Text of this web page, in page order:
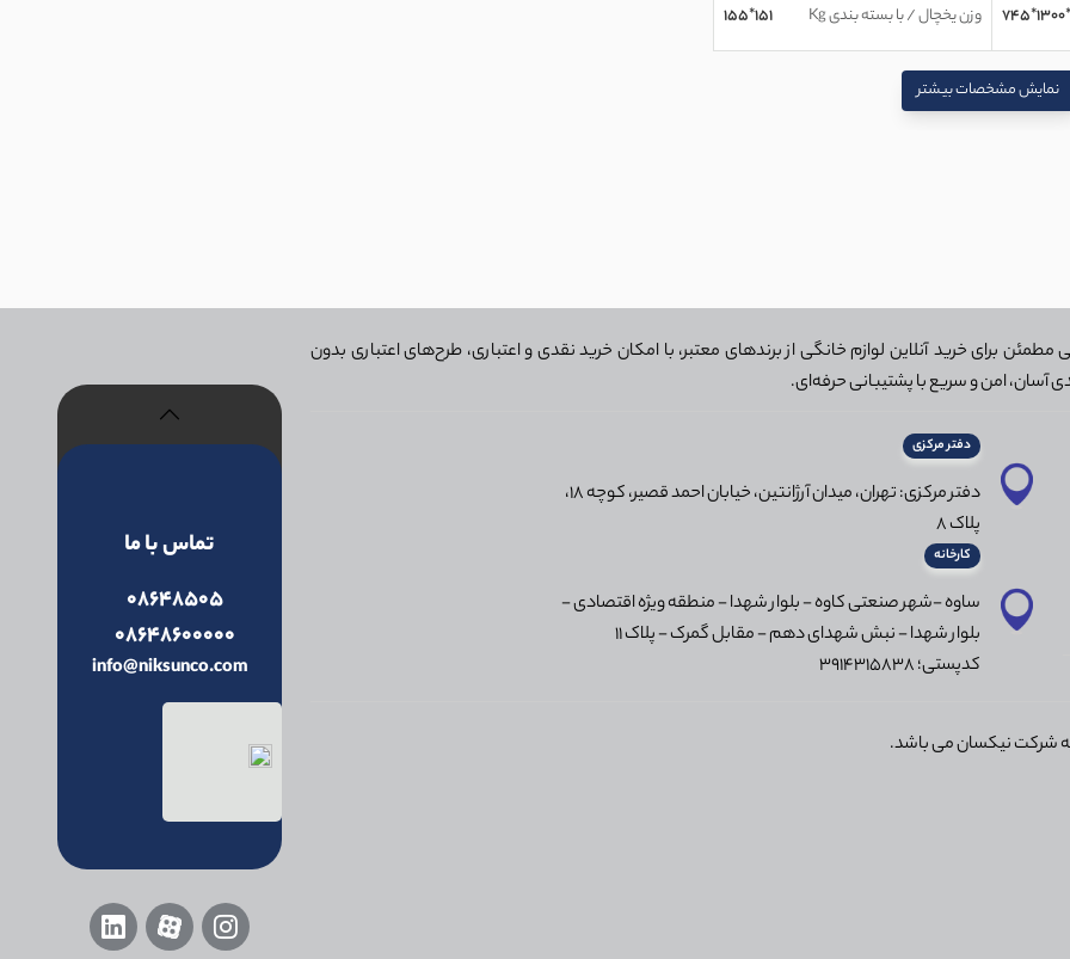
انتخابی مناسب برای خانواده‌هایی است که به ظرفیت بالا، سرمایش یکنواخت و
وزن یخچال / با بسته بندی Kg 151*155
نمایش مشخصات بیشتر
برای خرید آنلاین لوازم خانگی از برندهای معتبر، با امکان خرید نقدی و اعتباری، طرح‌های اعتباری بدون
آسان، امن و سریع با پشتیبانی حرفه‌ای.
دفتر مرکزی
دفتر مرکزی: تهران، میدان آرژانتین، خیابان احمد قصیر، کوچه 18،
پلاک 8
کارخانه
ساوه -شهر صنعتی کاوه - بلوار شهدا - منطقه ویژه اقتصادی -
بلوار شهدا - نبش شهدای دهم - مقابل گمرک - پلاک 11
کدپستی؛ 3914315838
شرکت نیکسان می باشد.
تماس با ما
08648505
08648600000
info@niksunco.com